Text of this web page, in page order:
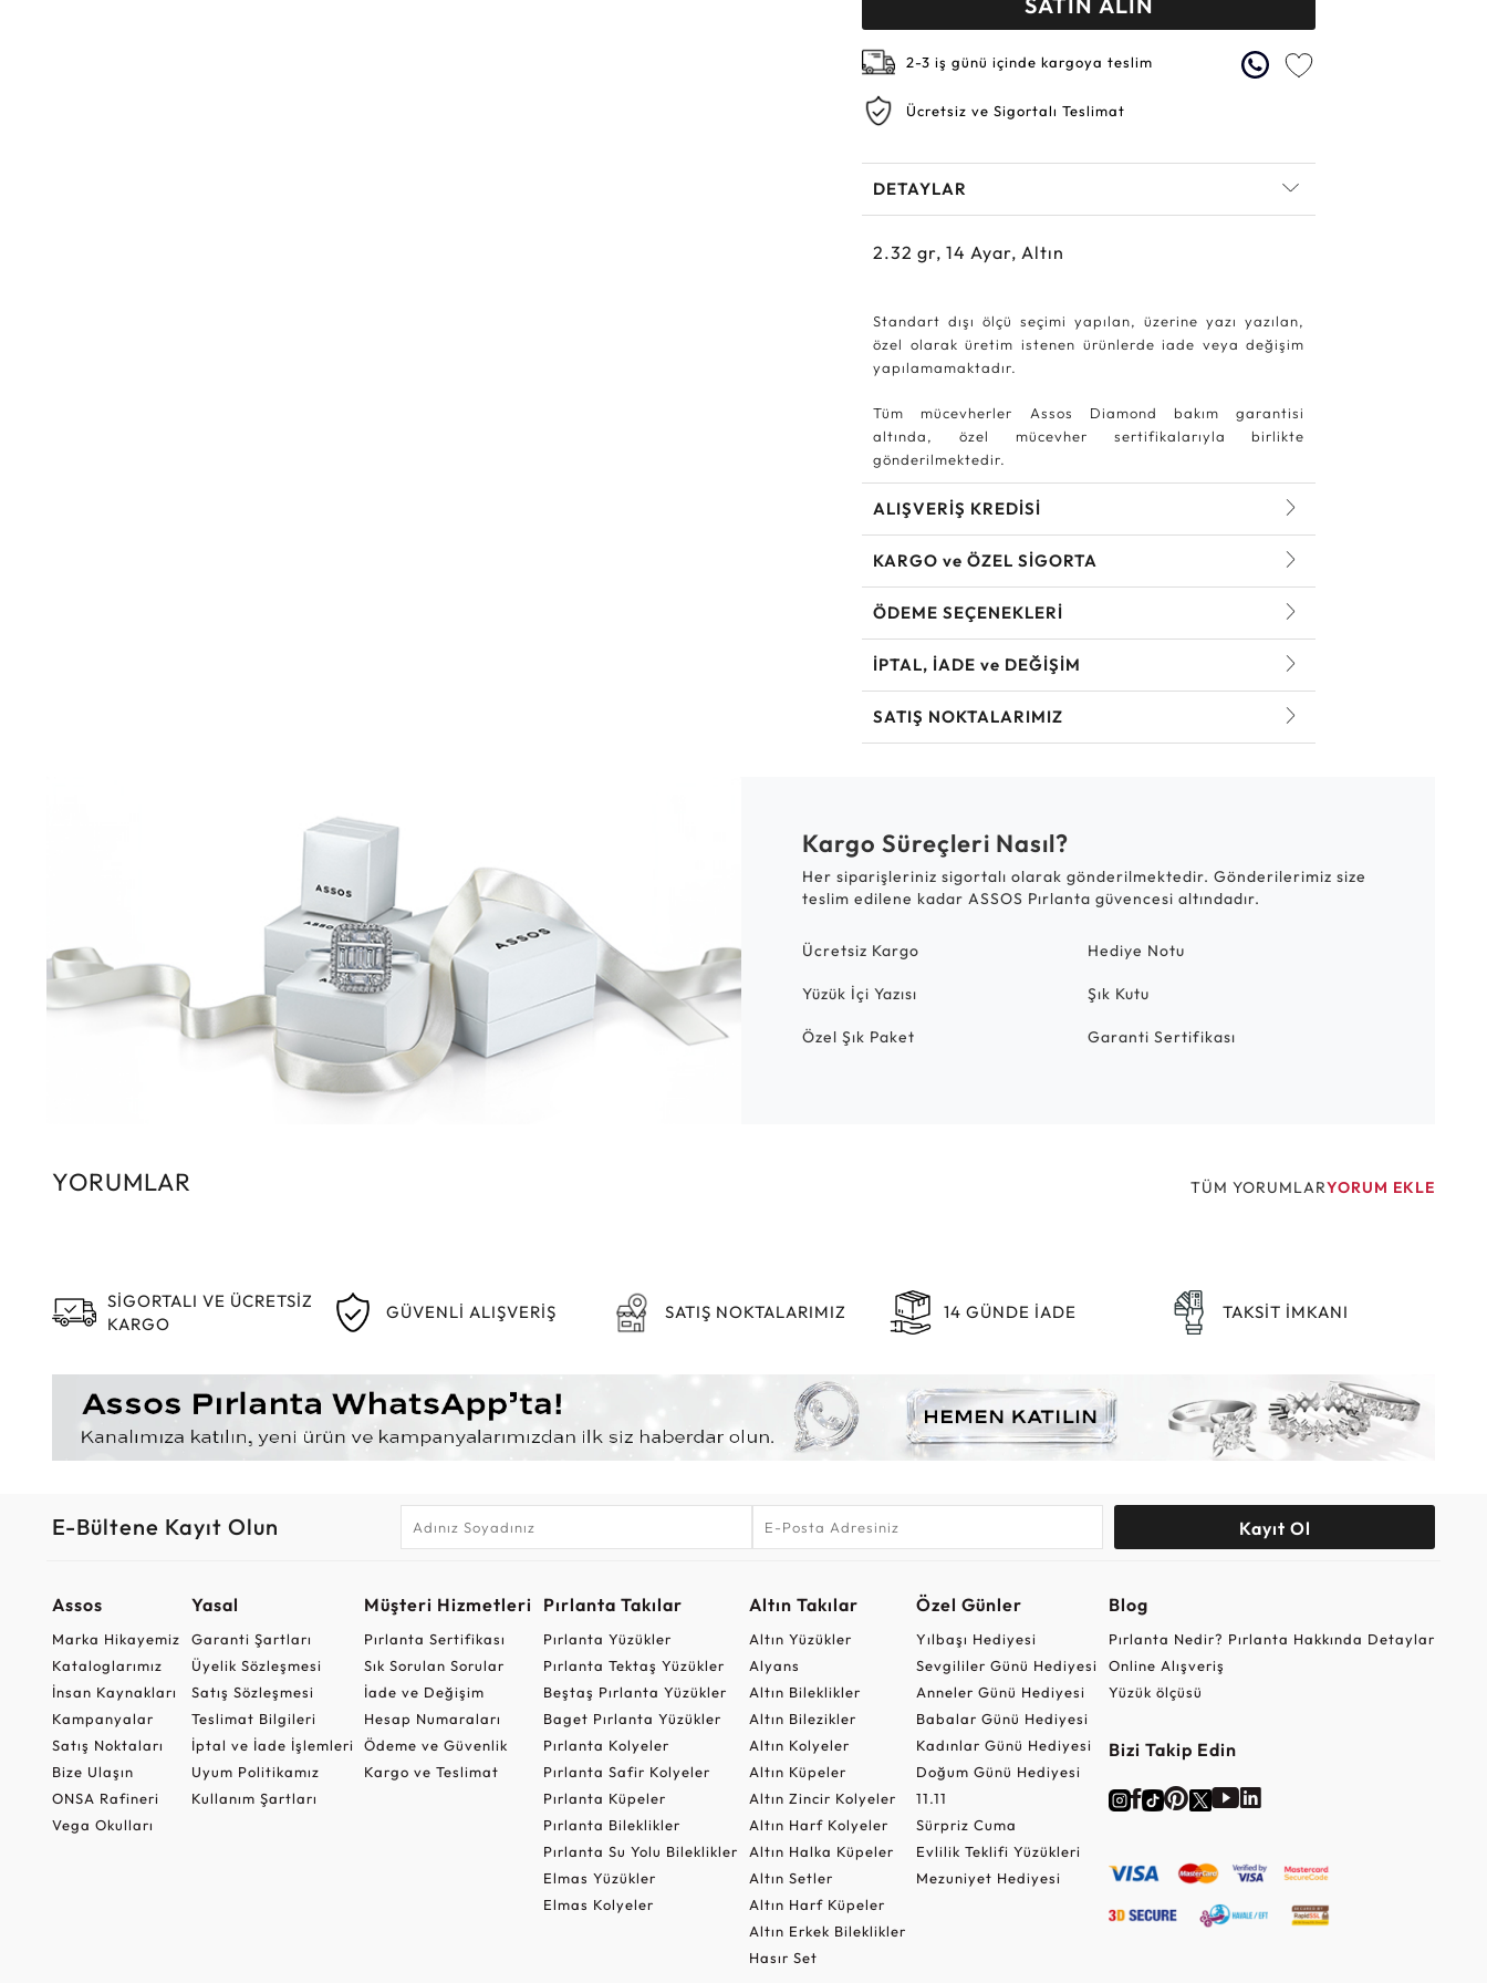
2-3 iş günü içinde kargoya teslim
Ücretsiz ve Sigortalı Teslimat
DETAYLAR
2.32gr,14Ayar, Altın
Standart dışı ölçü seçimi yapılan, üzerine yazı yazılan,
özel olarak üretim istenen ürünlerde iade veya değişim
yapılamamaktadır.
Tüm mücevherler Assos Diamond bakım garantisi
altında, özel mücevher sertifikalarıyla birlikte
gönderilmektedir.
ALIŞVERİŞ KREDİSİ
KARGO ve ÖZEL SİGORTA
ÖDEME SEÇENEKLERİ
İPTAL, İADE ve DEĞİŞİM
SATIŞ NOKTALARIMIZ
Kargo Süreçleri Nasıl?
Her siparişleriniz sigortalı olarak gönderilmektedir. Gönderilerimiz size
teslim edilene kadar ASSOS Pırlanta güvencesi altındadır.
Ücretsiz Kargo Hediye Notu
Yüzük İçi Yazısı Şık Kutu
Özel Şık Paket Garanti Sertifikası
YORUMLAR TÜM YORUMLARYORUM EKLE
SİGORTALI VE ÜCRETSİZ
KARGO
GÜVENLİ ALIŞVERİŞ SATIŞ NOKTALARIMIZ 14 GÜNDE İADE TAKSİT İMKANI
E-Bültene Kayıt Olun Kayıt Ol
Assos
Marka Hikayemiz
Kataloglarımız
İnsan Kaynakları
Kampanyalar
Satış Noktaları
Bize Ulaşın
ONSA Rafineri
Vega Okulları
Yasal
Garanti Şartları
Üyelik Sözleşmesi
Satış Sözleşmesi
Teslimat Bilgileri
İptal ve İade İşlemleri
Uyum Politikamız
Kullanım Şartları
Müşteri Hizmetleri
Pırlanta Sertifikası
Sık Sorulan Sorular
İade ve Değişim
Hesap Numaraları
Ödeme ve Güvenlik
Kargo ve Teslimat
Pırlanta Takılar
Pırlanta Yüzükler
Pırlanta Tektaş Yüzükler
Beştaş Pırlanta Yüzükler
Baget Pırlanta Yüzükler
Pırlanta Kolyeler
Pırlanta Safir Kolyeler
Pırlanta Küpeler
Pırlanta Bileklikler
Pırlanta Su Yolu Bileklikler
Elmas Yüzükler
Elmas Kolyeler
Altın Takılar
Altın Yüzükler
Alyans
Altın Bileklikler
Altın Bilezikler
Altın Kolyeler
Altın Küpeler
Altın Zincir Kolyeler
Altın Harf Kolyeler
Altın Halka Küpeler
Altın Setler
Altın Harf Küpeler
Altın Erkek Bileklikler
Hasır Set
Özel Günler
Yılbaşı Hediyesi
Sevgililer Günü Hediyesi
Anneler Günü Hediyesi
Babalar Günü Hediyesi
Kadınlar Günü Hediyesi
Doğum Günü Hediyesi
11.11
Sürpriz Cuma
Evlilik Teklifi Yüzükleri
Mezuniyet Hediyesi
Blog
Pırlanta Nedir? Pırlanta Hakkında Detaylar
Online Alışveriş
Yüzük ölçüsü
Bizi Takip Edin